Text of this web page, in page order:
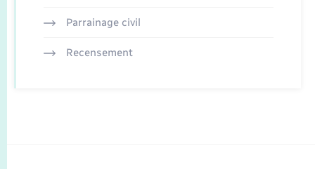
Parrainage civil
Recensement